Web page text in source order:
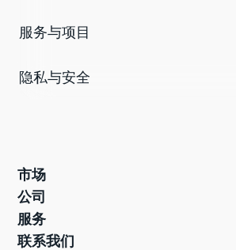
外汇交易可用什么类型的账户及其特点？
在 Tradeview 可用哪些股票交易所？
您提供直接流动性吗？
我如何为我的账户充值？
您的充值逐步说明：
服务与项目
隐私与安全
市场
公司
服务
联系我们